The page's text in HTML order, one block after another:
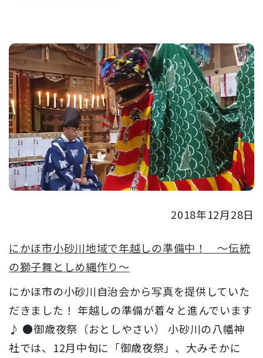
2018年12月28日
にかほ市小砂川地域で年越しの準備中！ ～伝統
の獅子舞としめ縄作り～
にかほ市の小砂川自治会から写真を提供していた
だきました！ 年越しの準備が着々と進んでいます
♪ ●御歳夜祭（おとしやさい） 小砂川の八幡神
社では、12月中旬に「御歳夜祭」、大みそかに